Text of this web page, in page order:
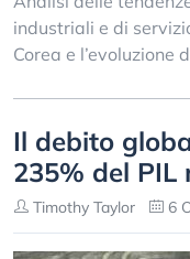
industriali e di
Corea e
Il debito
235% del PIL
Timothy Taylor 6